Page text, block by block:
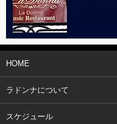
HOME
ラドンナについて
スケジュール